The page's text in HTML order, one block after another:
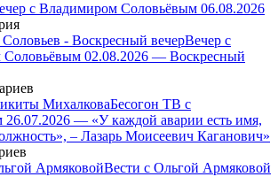
с Владимиром Соловьёвым 06.08.2026
Вечер с
02.08.2026 — Воскресный
Бесогон ТВ с
— «У каждой аварии есть имя,
– Лазарь Моисеевич Каганович»
Вести с Ольгой Армяковой